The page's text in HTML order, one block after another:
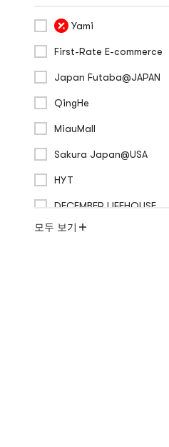
Yami
First-Rate E-commerce
Japan Futaba@JAPAN
QingHe
MiauMall
Sakura Japan@USA
HYT
DECEMBER LIFEHOUSE
모두 보기